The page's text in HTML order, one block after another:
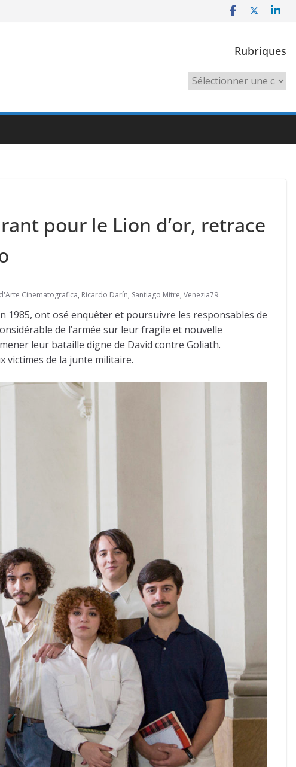
Rubriques
Rubriques
pour le Lion d’or, retrace
Cinematografica, Ricardo Darín, Santiago Mitre, Venezia79
1985, ont osé enquêter et poursuivre les responsables de
de l’armée sur leur fragile et nouvelle
leur bataille digne de David contre Goliath.
victimes de la junte militaire.